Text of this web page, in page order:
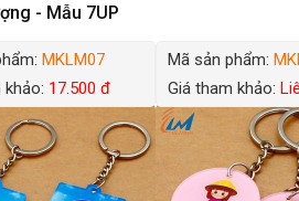
- Mẫu 7UP
MKLM07
khảo: 17.500 đ
Mã sản phẩm:
Giá tham khảo: